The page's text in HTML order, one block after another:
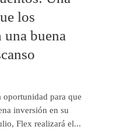
los
una buena
oportunidad para que
inversión en su
Flex realizará el...